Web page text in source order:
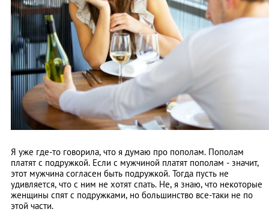
Я уже где-то говорила, что я думаю про пополам. Пополам
платят с подружкой. Если с мужчиной платят пополам - значит,
этот мужчина согласен быть подружкой. Тогда пусть не
удивляется, что с ним не хотят спать. Не, я знаю, что некоторые
женщины спят с подружками, но большинство все-таки не по
этой части.